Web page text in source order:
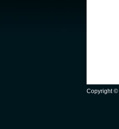
Copyright ©